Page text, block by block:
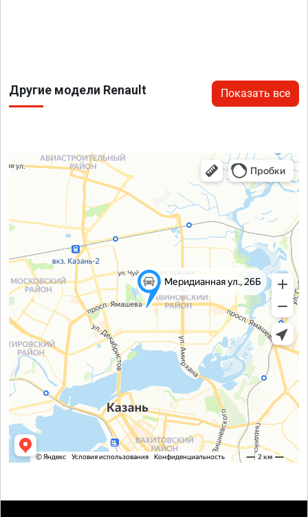
Другие модели Renault Показать все